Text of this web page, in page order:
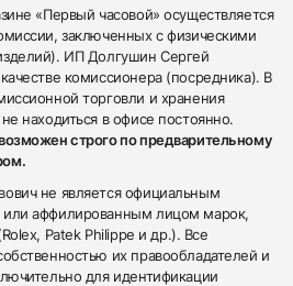
«Первый часовой» осуществляется
заключенных с физическими
ИП Долгушин Сергей
комиссионера (посредника). В
торговли и хранения
находиться в офисе постоянно.
строго по предварительному
не является официальным
аффилированным лицом марок,
Patek Philippe и др.). Все
их правообладателей и
для идентификации